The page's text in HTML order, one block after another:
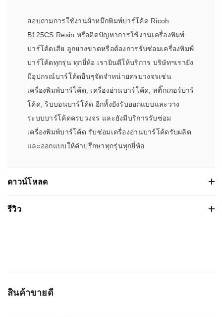
สอบถามการใช้งานผ้าหมึกพิมพ์บาร์โค้ด Ricoh
B125CS Resin หรือติดปัญหาการใช้งานเครื่องพิมพ์
บาร์โค้ดเสีย ลูกยางขาดหรือต้องการรับซ่อมเครื่องพิมพ์
บาร์โค้ดทุกรุ่น ทุกยี่ห้อ เรายินดีให้บริการ บริษัทฯเรายัง
มีอุปกรณ์บาร์โค้ดอื่นๆจัดจำหน่ายครบวงจรเช่น
เครื่องพิมพ์บาร์โค้ด, เครื่องอ่านบาร์โค้ด, สติ๊กเกอร์บาร์
โค้ด, ริบบอนบาร์โค้ด อีกทั้งยังรับออกแบบและวาง
ระบบบาร์โค้ดครบวงจร และยังมีบริการรับซ่อม
เครื่องพิมพ์บาร์โค้ด รับซ่อมเครื่องอ่านบาร์โค้ดรับผลิต
และออกแบบให้คำปรึกษาทุกรุ่นทุกยี่ห้อ
ดาวน์โหลด
รีวิว
WRITE A REVIEW
สินค้าขายดี